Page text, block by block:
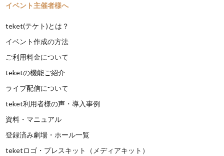
イベント主催者様へ
teket(テケト)とは？
イベント作成の方法
ご利用料金について
teketの機能ご紹介
ライブ配信について
teket利用者様の声・導入事例
資料・マニュアル
登録済み劇場・ホール一覧
teketロゴ・プレスキット（メディアキット）